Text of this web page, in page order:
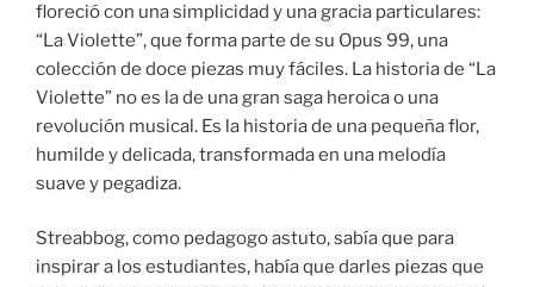
floreció con una simplicidad y una gracia particulares:
“La Violette”, que forma parte de su Opus 99, una
colección de doce piezas muy fáciles. La historia de “La
Violette” no es la de una gran saga heroica o una
revolución musical. Es la historia de una pequeña flor,
humilde y delicada, transformada en una melodía
suave y pegadiza.
Streabbog, como pedagogo astuto, sabía que para
inspirar a los estudiantes, había que darles piezas que